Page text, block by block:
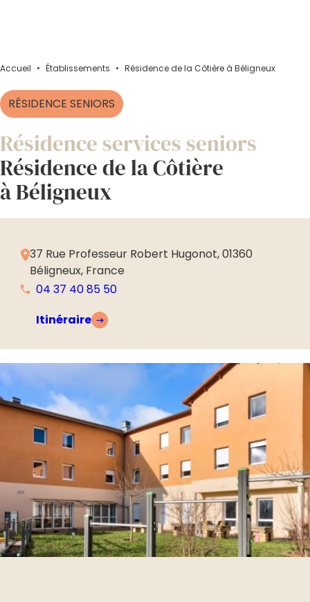
Accueil • Établissements • Résidence de la Côtière à Béligneux
RÉSIDENCE SENIORS
Résidence services seniors
Résidence de la Côtière
à Béligneux
37 Rue Professeur Robert Hugonot, 01360
Béligneux, France
04 37 40 85 50
Itinéraire